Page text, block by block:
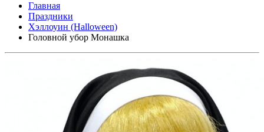
Главная
Праздники
Хэллоуин (Halloween)
Головной убор Монашка